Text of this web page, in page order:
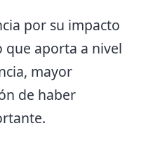
por su impacto
aporta a nivel
mayor
de haber